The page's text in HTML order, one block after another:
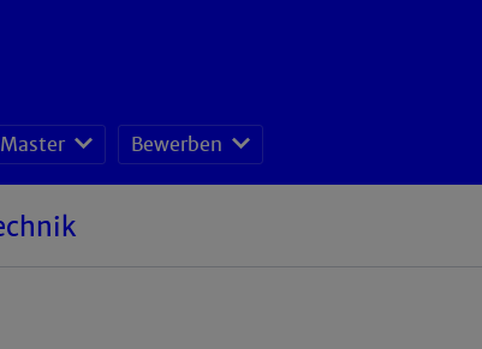
Master Bewerben